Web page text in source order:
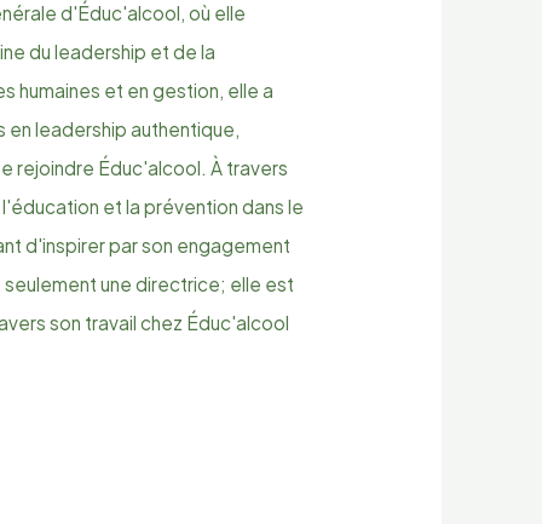
d'Éduc'alcool, où elle
du leadership et de la
humaines et en gestion, elle a
leadership authentique,
rejoindre Éduc'alcool. À travers
et la prévention dans le
d'inspirer par son engagement
une directrice; elle est
son travail chez Éduc'alcool